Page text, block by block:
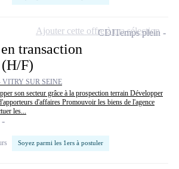
transaction
F)
VITRY SUR SEINE
son secteur grâce à la prospection terrain Développer
d'affaires Promouvoir les biens de l'agence
les...
Soyez parmi les 1ers à postuler
CDITemps plein
Ajouter cette offre à ma sélection